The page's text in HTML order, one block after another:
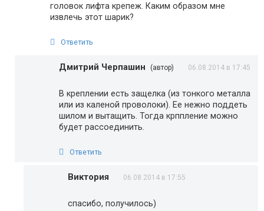
головок лифта крепеж. Каким образом мне
извлечь этот шарик?
Ответить
Дмитрий Черпашин (автор) 06.08.2014 в 17:45
В креплении есть защелка (из тонкого металла
или из каленой проволоки). Ее нежно поддеть
шилом и вытащить. Тогда крппление можно
будет рассоединить.
Ответить
Виктория 06.08.2014 в 17:55
спасибо, получилось)